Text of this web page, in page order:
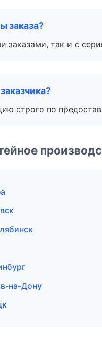
заказа?
заказами, так и с
строго по
на-Дону